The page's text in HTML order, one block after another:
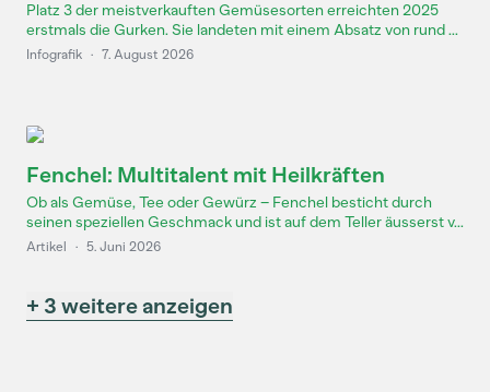
Platz 3 der meistverkauften Gemüsesorten erreichten 2025
erstmals die Gurken. Sie landeten mit einem Absatz von rund ...
Infografik · 7. August 2026
Fenchel: Multitalent mit Heilkräften
Ob als Gemüse, Tee oder Gewürz – Fenchel besticht durch
seinen speziellen Geschmack und ist auf dem Teller äusserst v...
Artikel · 5. Juni 2026
+ 3 weitere anzeigen